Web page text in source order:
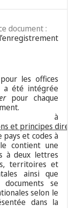
document :
les offices
a été intégrée
pour chaque
à
et principes
pays et codes à
contient une
à deux lettres
territoires et
ainsi que
se
selon le
dans la